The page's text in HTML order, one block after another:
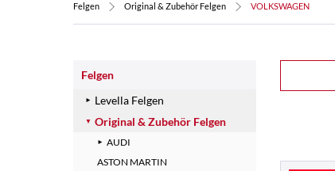
Felgen Original & Zubehör Felgen VOLKSWAGEN
Felgen
Levella Felgen
Original & Zubehör Felgen
AUDI
ASTON MARTIN